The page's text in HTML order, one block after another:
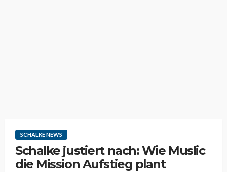
SCHALKE NEWS
Schalke justiert nach: Wie Muslic
die Mission Aufstieg plant